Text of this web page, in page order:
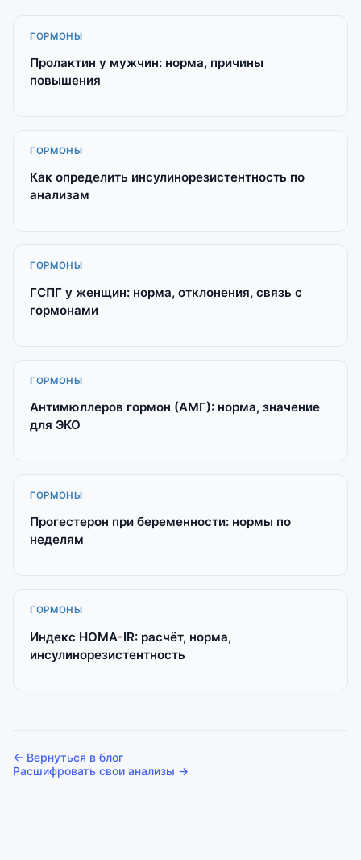
ГОРМОНЫ
Пролактин у мужчин: норма, причины
повышения
ГОРМОНЫ
Как определить инсулинорезистентность по
анализам
ГОРМОНЫ
ГСПГ у женщин: норма, отклонения, связь с
гормонами
ГОРМОНЫ
Антимюллеров гормон (АМГ): норма, значение
для ЭКО
ГОРМОНЫ
Прогестерон при беременности: нормы по
неделям
ГОРМОНЫ
Индекс HOMA-IR: расчёт, норма,
инсулинорезистентность
← Вернуться в блог
Расшифровать свои анализы →